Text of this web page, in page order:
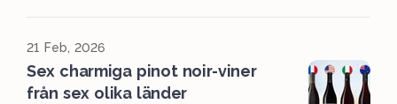
21 Feb, 2026
Sex charmiga pinot noir-viner
från sex olika länder